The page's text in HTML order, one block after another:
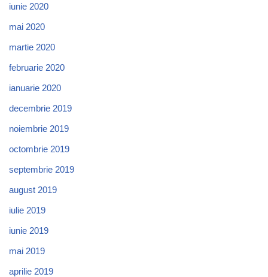
iunie 2020
mai 2020
martie 2020
februarie 2020
ianuarie 2020
decembrie 2019
noiembrie 2019
octombrie 2019
septembrie 2019
august 2019
iulie 2019
iunie 2019
mai 2019
aprilie 2019